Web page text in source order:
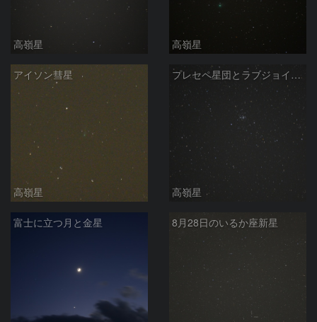
高嶺星 高嶺星
アイソン彗星
高嶺星
プレセペ星団とラブジョイ彗星
高嶺星
富士に立つ月と金星 8月28日のいるか座新星